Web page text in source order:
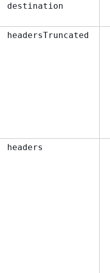
destination
headersTruncated
headers